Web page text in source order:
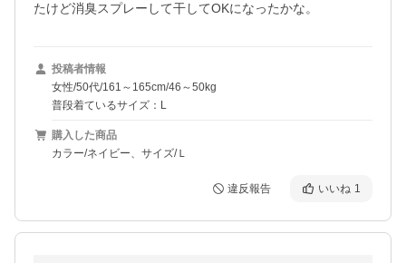
たけど消臭スプレーして干してOKになったかな。
投稿者情報
女性/50代/161～165cm/46～50kg
普段着ているサイズ：L
購入した商品
カラー/ネイビー、サイズ/Ｌ
違反報告 いいね 1